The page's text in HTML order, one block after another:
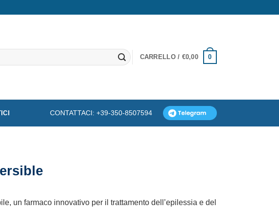
CARRELLO / €0,00 0
CONTATTACI: +39-350-8507594
un farmaco innovativo per il trattamento dell’epilessia e del